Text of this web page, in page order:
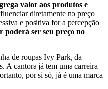
valor aos produtos e
diretamente no preço
e positiva for a percepção
poderá ser seu preço no
de roupas Ivy Park, da
A cantora já tem uma carreira
por si só, já é uma marca